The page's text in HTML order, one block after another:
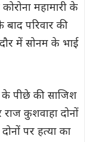
महामारी के
परिवार की
में सोनम के भाई
के पीछे की साजिश
कुशवाहा दोनों
पर हत्या का